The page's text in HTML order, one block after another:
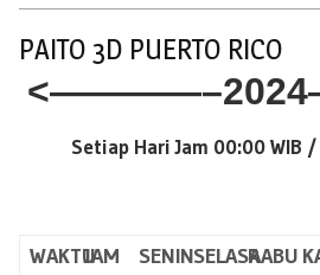
PAITO 3D PUERTO RICO
Setiap Hari Jam 00:00 WIB
WAKTUJAM SENINSELASARABU